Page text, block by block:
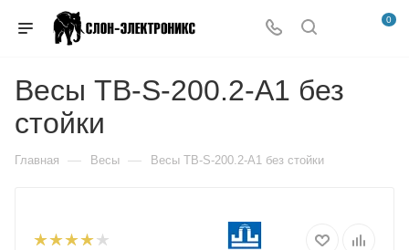
0
Весы TB-S-200.2-A1 без
стойки
Главная — Весы — Весы TB-S-200.2-A1 без стойки